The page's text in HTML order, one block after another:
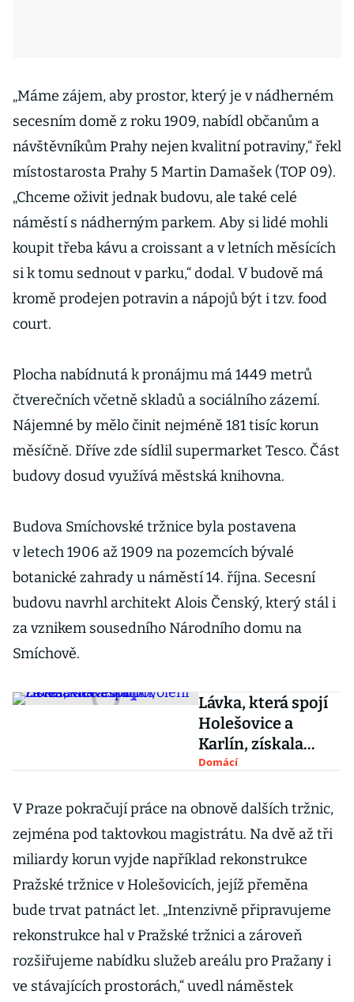
„Máme zájem, aby prostor, který je v nádherném
secesním domě z roku 1909, nabídl občanům a
návštěvníkům Prahy nejen kvalitní potraviny,“ řekl
místostarosta Prahy 5 Martin Damašek (TOP 09).
„Chceme oživit jednak budovu, ale také celé
náměstí s nádherným parkem. Aby si lidé mohli
koupit třeba kávu a croissant a v letních měsících
si k tomu sednout v parku,“ dodal. V budově má
kromě prodejen potravin a nápojů být i tzv. food
court.
Plocha nabídnutá k pronájmu má 1449 metrů
čtverečních včetně skladů a sociálního zázemí.
Nájemné by mělo činit nejméně 181 tisíc korun
měsíčně. Dříve zde sídlil supermarket Tesco. Část
budovy dosud využívá městská knihovna.
Budova Smíchovské tržnice byla postavena
v letech 1906 až 1909 na pozemcích bývalé
botanické zahrady u náměstí 14. října. Secesní
budovu navrhl architekt Alois Čenský, který stál i
za vznikem sousedního Národního domu na
Smíchově.
Lávka, která spojí
Holešovice a
Karlín, získala
stavební povolení
Domácí
V Praze pokračují práce na obnově dalších tržnic,
zejména pod taktovkou magistrátu. Na dvě až tři
miliardy korun vyjde například rekonstrukce
Pražské tržnice v Holešovicích, jejíž přeměna
bude trvat patnáct let. „Intenzivně připravujeme
rekonstrukce hal v Pražské tržnici a zároveň
rozšiřujeme nabídku služeb areálu pro Pražany i
ve stávajících prostorách,“ uvedl náměstek